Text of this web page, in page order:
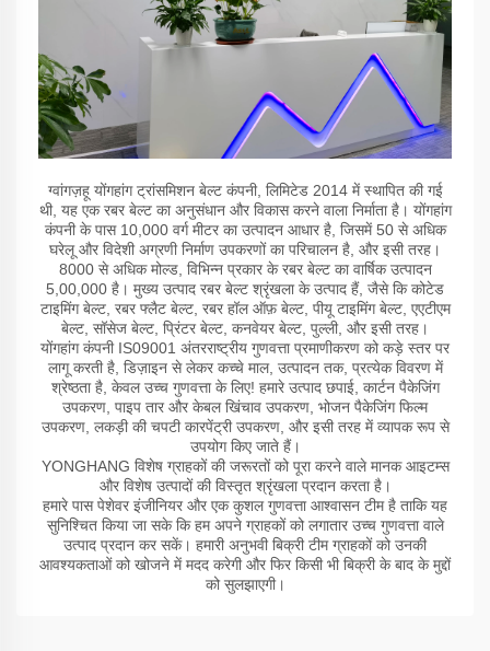
ग्वांगज़हू योंगहांग ट्रांसमिशन बेल्ट कंपनी, लिमिटेड 2014 में स्थापित की गई
थी, यह एक रबर बेल्ट का अनुसंधान और विकास करने वाला निर्माता है। योंगहांग
कंपनी के पास 10,000 वर्ग मीटर का उत्पादन आधार है, जिसमें 50 से अधिक
घरेलू और विदेशी अग्रणी निर्माण उपकरणों का परिचालन है, और इसी तरह।
8000 से अधिक मोल्ड, विभिन्न प्रकार के रबर बेल्ट का वार्षिक उत्पादन
5,00,000 है। मुख्य उत्पाद रबर बेल्ट श्रृंखला के उत्पाद हैं, जैसे कि कोटेड
टाइमिंग बेल्ट, रबर फ्लैट बेल्ट, रबर हॉल ऑफ़ बेल्ट, पीयू टाइमिंग बेल्ट, एएटीएम
बेल्ट, सॉसेज बेल्ट, प्रिंटर बेल्ट, कनवेयर बेल्ट, पुल्ली, और इसी तरह।
योंगहांग कंपनी IS09001 अंतरराष्ट्रीय गुणवत्ता प्रमाणीकरण को कड़े स्तर पर
लागू करती है, डिज़ाइन से लेकर कच्चे माल, उत्पादन तक, प्रत्येक विवरण में
श्रेष्ठता है, केवल उच्च गुणवत्ता के लिए! हमारे उत्पाद छपाई, कार्टन पैकेजिंग
उपकरण, पाइप तार और केबल खिंचाव उपकरण, भोजन पैकेजिंग फिल्म
उपकरण, लकड़ी की चपटी कारपेंट्री उपकरण, और इसी तरह में व्यापक रूप से
उपयोग किए जाते हैं।
YONGHANG विशेष ग्राहकों की जरूरतों को पूरा करने वाले मानक आइटम्स
और विशेष उत्पादों की विस्तृत श्रृंखला प्रदान करता है।
हमारे पास पेशेवर इंजीनियर और एक कुशल गुणवत्ता आश्वासन टीम है ताकि यह
सुनिश्चित किया जा सके कि हम अपने ग्राहकों को लगातार उच्च गुणवत्ता वाले
उत्पाद प्रदान कर सकें। हमारी अनुभवी बिक्री टीम ग्राहकों को उनकी
आवश्यकताओं को खोजने में मदद करेगी और फिर किसी भी बिक्री के बाद के मुद्दों
को सुलझाएगी।